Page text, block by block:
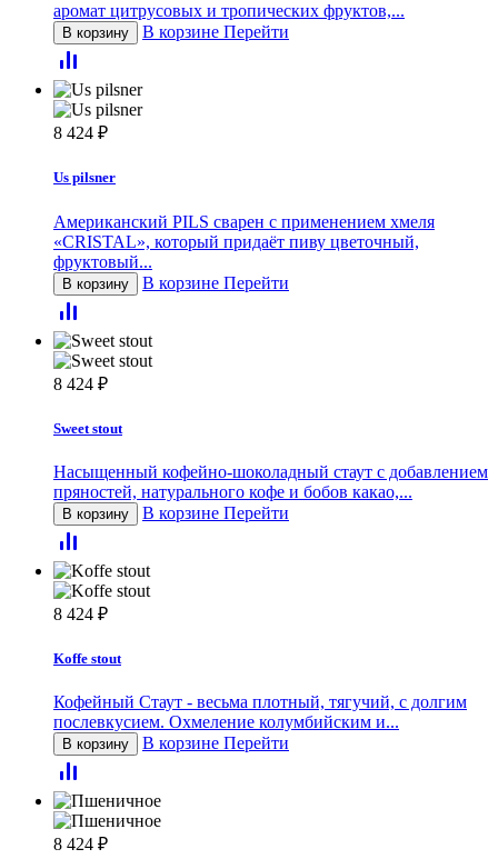
аромат цитрусовых и тропических фруктов,...
В корзину В корзине Перейти
8 424 ₽
Us pilsner
Американский PILS сварен с применением хмеля
«CRISTAL», который придаёт пиву цветочный,
фруктовый...
В корзину В корзине Перейти
8 424 ₽
Sweet stout
Насыщенный кофейно-шоколадный стаут с добавлением
пряностей, натурального кофе и бобов какао,...
В корзину В корзине Перейти
8 424 ₽
Koffe stout
Кофейный Стаут - весьма плотный, тягучий, с долгим
послевкусием. Охмеление колумбийским и...
В корзину В корзине Перейти
8 424 ₽